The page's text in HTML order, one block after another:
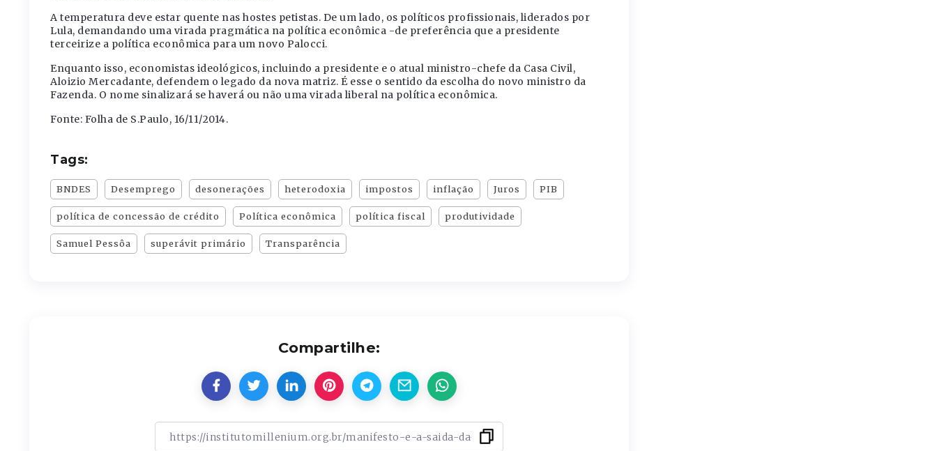
A temperatura deve estar quente nas hostes petistas. De um lado, os políticos profissionais, liderados por
Lula, demandando uma virada pragmática na política econômica -de preferência que a presidente
terceirize a política econômica para um novo Palocci.
Enquanto isso, economistas ideológicos, incluindo a presidente e o atual ministro-chefe da Casa Civil,
Aloizio Mercadante, defendem o legado da nova matriz. É esse o sentido da escolha do novo ministro da
Fazenda. O nome sinalizará se haverá ou não uma virada liberal na política econômica.
Fonte: Folha de S.Paulo, 16/11/2014.
Tags:
BNDES Desemprego desonerações heterodoxia impostos inflação Juros PIB
política de concessão de crédito Política econômica política fiscal produtividade
Samuel Pessôa superávit primário Transparência
Compartilhe: